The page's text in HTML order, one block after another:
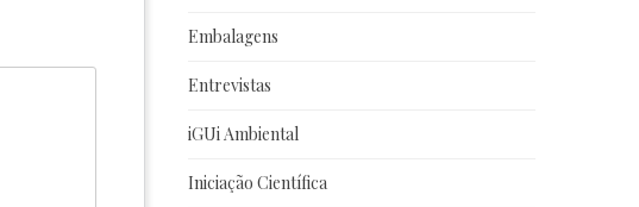
Embalagens
Entrevistas
iGUi Ambiental
Iniciação Científica